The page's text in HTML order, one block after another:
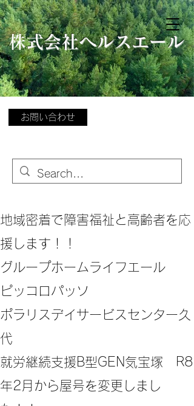
​株式会社ヘルスエール
お問い合わせ
地域密着で障害福祉と高齢者を応
援します！！
グループホームライフエール
ピッコロパッソ
ポラリスデイサービスセンター久
代
​就労継続支援B型GEN気宝塚 R8
年2月から屋号を変更しまし